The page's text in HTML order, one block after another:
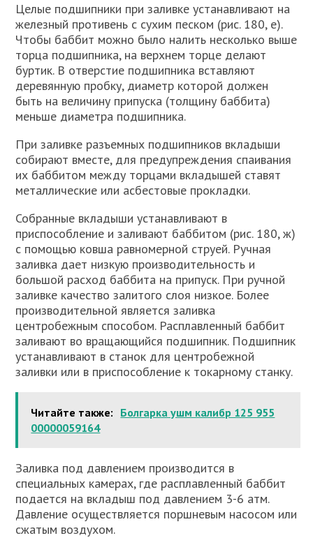
Целые подшипники при заливке устанавливают на
железный противень с сухим песком (рис. 180, е).
Чтобы баббит можно было налить несколько выше
торца подшипника, на верхнем торце делают
буртик. В отверстие подшипника вставляют
деревянную пробку, диаметр которой должен
быть на величину припуска (толщину баббита)
меньше диаметра подшипника.
При заливке разъемных подшипников вкладыши
собирают вместе, для предупреждения спаивания
их баббитом между торцами вкладышей ставят
металлические или асбестовые прокладки.
Собранные вкладыши устанавливают в
приспособление и заливают баббитом (рис. 180, ж)
с помощью ковша равномерной струей. Ручная
заливка дает низкую производительность и
большой расход баббита на припуск. При ручной
заливке качество залитого слоя низкое. Более
производительной является заливка
центробежным способом. Расплавленный баббит
заливают во вращающийся подшипник. Подшипник
устанавливают в станок для центробежной
заливки или в приспособление к токарному станку.
Читайте также: Болгарка ушм калибр 125 955
00000059164
Заливка под давлением производится в
специальных камерах, где расплавленный баббит
подается на вкладыш под давлением 3-6 атм.
Давление осуществляется поршневым насосом или
сжатым воздухом.